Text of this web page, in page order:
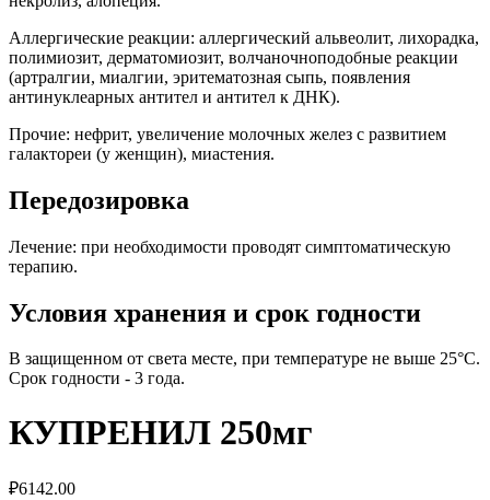
Аллергические реакции: аллергический альвеолит, лихорадка,
полимиозит, дерматомиозит, волчаночноподобные реакции
(артралгии, миалгии, эритематозная сыпь, появления
антинуклеарных антител и антител к ДНК).
Прочие: нефрит, увеличение молочных желез с развитием
галактореи (у женщин), миастения.
Передозировка
Лечение: при необходимости проводят симптоматическую
терапию.
Условия хранения и срок годности
В защищенном от света месте, при температуре не выше 25°C.
Срок годности - 3 года.
КУПРЕНИЛ 250мг
₽6142.00